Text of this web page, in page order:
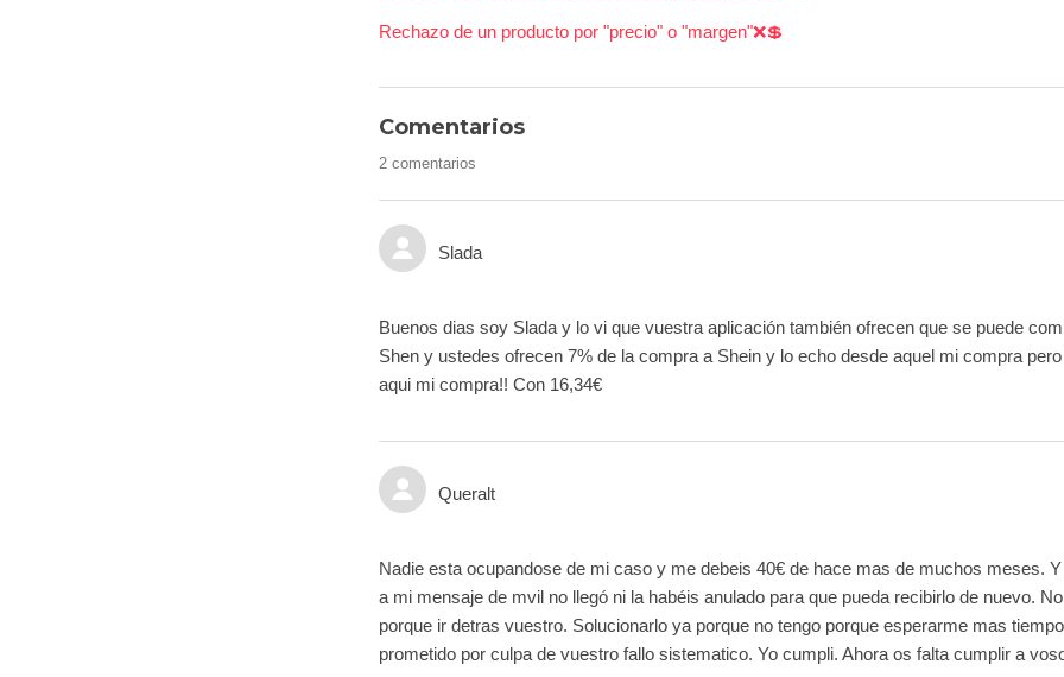
Rechazo de un producto por "precio" o "margen"❌💲
Comentarios
2 comentarios
Slada
Buenos dias soy Slada y lo vi que vuestra aplicación también ofrecen que se puede
Shen y ustedes ofrecen 7% de la compra a Shein y lo echo desde aquel mi compra
aqui mi compra!! Con 16,34€
Queralt
Nadie esta ocupandose de mi caso y me debeis 40€ de hace mas de muchos meses.
a mi mensaje de mvil no llegó ni la habéis anulado para que pueda recibirlo de nuevo.
porque ir detras vuestro. Solucionarlo ya porque no tengo porque esperarme mas
prometido por culpa de vuestro fallo sistematico. Yo cumpli. Ahora os falta cumplir a